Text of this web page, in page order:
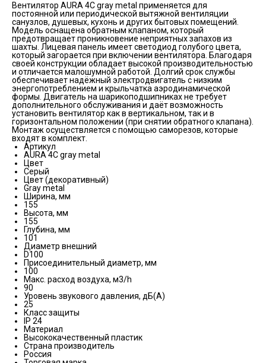
Вентилятор AURA 4C gray metal применяется для
постоянной или периодической вытяжной вентиляции
санузлов, душевых, кухонь и других бытовых помещений.
Модель оснащена обратным клапаном, который
предотвращает проникновение неприятных запахов из
шахты. Лицевая панель имеет светодиод голубого цвета,
который загорается при включении вентилятора. Благодаря
своей конструкции обладает высокой производительностью
и отличается малошумной работой. Долгий срок службы
обеспечивает надёжный электродвигатель с низким
энергопотреблением и крыльчатка аэродинамической
формы. Двигатель на шарикоподшипниках не требует
дополнительного обслуживания и даёт возможность
установить вентилятор как в вертикальном, так и в
горизонтальном положении (при снятии обратного клапана).
Монтаж осуществляется с помощью саморезов, которые
входят в комплект.
Артикул
AURA 4C gray metal
Цвет
Серый
Цвет (декоративный)
Gray metal
Ширина, мм
155
Высота, мм
155
Глубина, мм
101
Диаметр внешний
D100
Присоединительный диаметр, мм
100
Макс. расход воздуха, м3/h
90
Уровень звукового давления, дБ(А)
25
Класс защиты
IP 24
Материал
Высококачественный пластик
Страна производитель
Россия